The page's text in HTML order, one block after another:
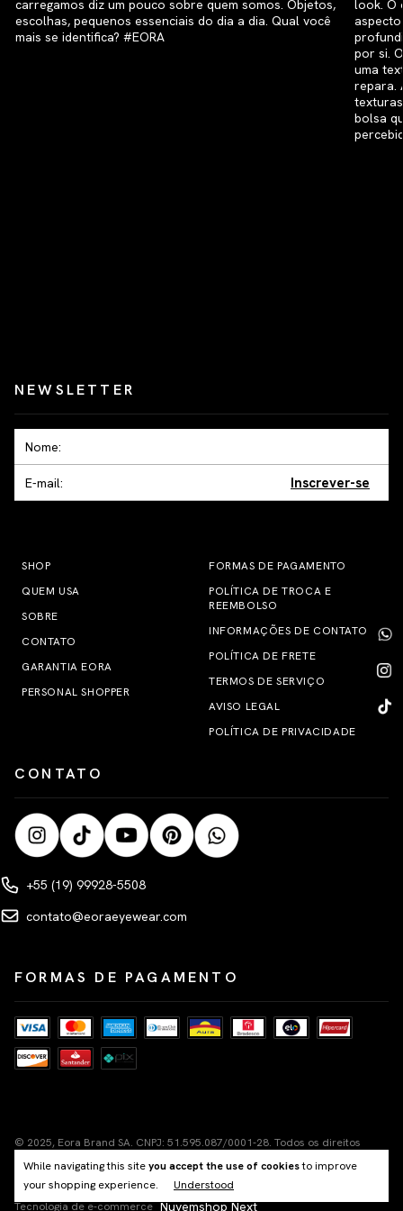
While navigating this siteyou accept the use of cookiesto improve
your shopping experience.
Understood
NEWSLETTER
Inscrever-se
SHOP
QUEM USA
SOBRE
CONTATO
GARANTIA EORA
PERSONAL SHOPPER
FORMAS DE PAGAMENTO
POLÍTICA DE TROCA E
REEMBOLSO
INFORMAÇÕES DE CONTATO
POLÍTICA DE FRETE
TERMOS DE SERVIÇO
AVISO LEGAL
POLÍTICA DE PRIVACIDADE
CONTATO
+55 (19) 99928-5508
contato@eoraeyewear.com
FORMAS DE PAGAMENTO
© 2025, Eora Brand SA. CNPJ: 51.595.087/0001-28. Todos os direitos
Cep 01011-100
Tecnologia de e-commerce Nuvemshop Next